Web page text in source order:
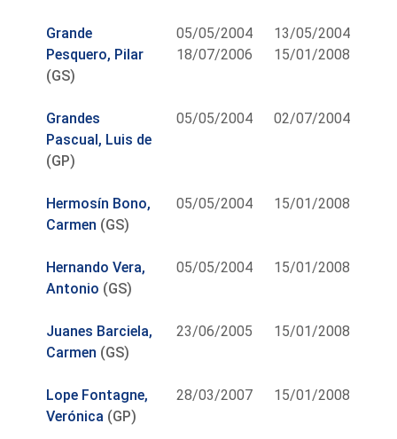
Grande
Pesquero, Pilar
(GS)
05/05/2004
18/07/2006
13/05/2004
15/01/2008
Grandes
Pascual, Luis de
(GP)
05/05/2004 02/07/2004
Hermosín Bono,
Carmen (GS)
05/05/2004 15/01/2008
Hernando Vera,
Antonio (GS)
05/05/2004 15/01/2008
Juanes Barciela,
Carmen (GS)
23/06/2005 15/01/2008
Lope Fontagne,
Verónica (GP)
28/03/2007 15/01/2008